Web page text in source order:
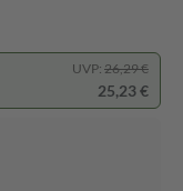
UVP: 26,29 €
25,23 €